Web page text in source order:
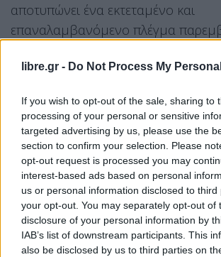
libre.gr - Do Not Process My
If you wish to opt-out of the sale, sharing to
processing of your personal or sensitive
targeted advertising by us, please use the
section to confirm your selection. Please
opt-out request is processed you may
interest-based ads based on personal
us or personal information disclosed to
your opt-out. You may separately opt-out of
disclosure of your personal information by
IAB’s list of downstream participants. This
also be disclosed by us to third parties on
αποτυπώνει ένα εκτεταμένο και
επαναλαμβανόμενο πλέγμα
λειτουργία του ΟΠΕΚΕΠΕ και στη
ευρωπαϊκών αγροτικών ενισχύσεων.
Τα στοιχεία που περιλαμβάνονται
παραπέμπουν σε μεμονωμένες
αστοχίες, αλλά σε μια πρακτική με
χαρακτηριστικά και σαφή πολιτική
Σύμφωνα με τα ευρήματα της
καταγράφονται παρεμβάσεις για
αιτήσεων χωρίς τις νόμιμες
αποτροπή ή καθυστέρηση ελέγχων,